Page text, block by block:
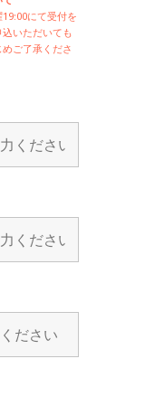
19:00にて受付を
いただいても
ご了承くださ